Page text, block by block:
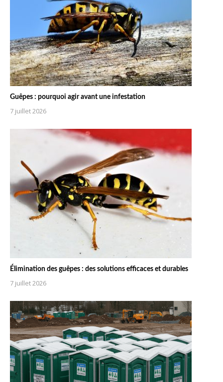
Guêpes : pourquoi agir avant une infestation
7 juillet 2026
Élimination des guêpes : des solutions efficaces et durables
7 juillet 2026